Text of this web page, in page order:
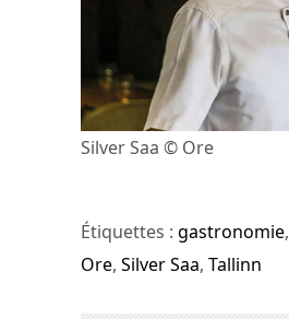
Silver Saa © Ore
Étiquettes : gastronomie,
Ore, Silver Saa, Tallinn